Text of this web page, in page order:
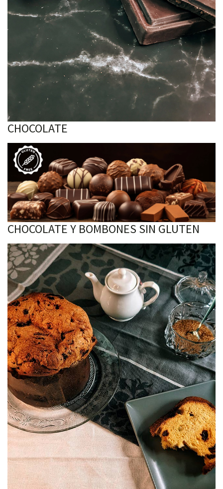
CHOCOLATE
CHOCOLATE Y BOMBONES SIN GLUTEN